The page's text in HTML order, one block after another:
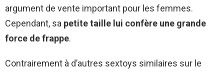
argument de vente important pour les femmes.
Cependant, sa petite taille lui confère une grande
force de frappe.
Contrairement à d’autres sextoys similaires sur le